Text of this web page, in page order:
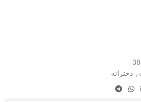
دخترانه